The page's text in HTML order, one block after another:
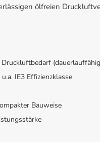
ölfreien
IE3 Effizienzklasse
Bauweise